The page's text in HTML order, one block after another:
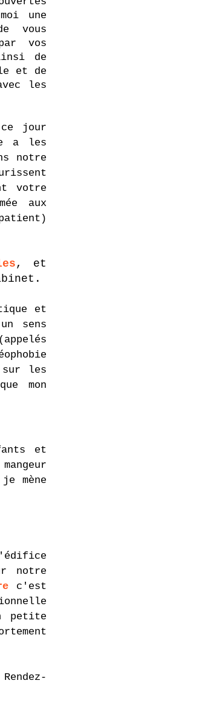
une
vous
vos
de
et de
les
jour
a les
notre
votre
aux
, et
et
sens
sur les
mon
et
mène
notre
c'est
petite